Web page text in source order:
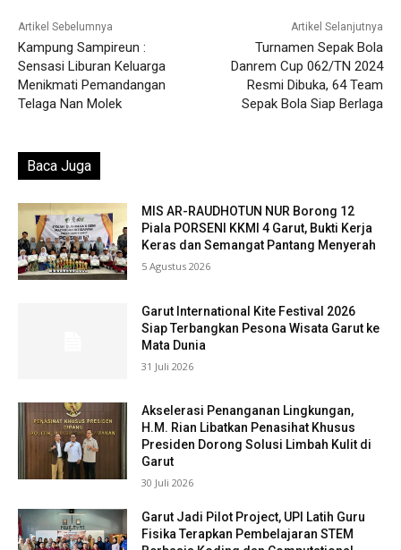
Artikel Sebelumnya
Kampung Sampireun :
Sensasi Liburan Keluarga
Menikmati Pemandangan
Telaga Nan Molek
Artikel Selanjutnya
Turnamen Sepak Bola
Danrem Cup 062/TN 2024
Resmi Dibuka, 64 Team
Sepak Bola Siap Berlaga
Baca Juga
MIS AR-RAUDHOTUN NUR Borong 12
Piala PORSENI KKMI 4 Garut, Bukti Kerja
Keras dan Semangat Pantang Menyerah
5 Agustus 2026
Garut International Kite Festival 2026
Siap Terbangkan Pesona Wisata Garut ke
Mata Dunia
31 Juli 2026
Akselerasi Penanganan Lingkungan,
H.M. Rian Libatkan Penasihat Khusus
Presiden Dorong Solusi Limbah Kulit di
Garut
30 Juli 2026
Garut Jadi Pilot Project, UPI Latih Guru
Fisika Terapkan Pembelajaran STEM